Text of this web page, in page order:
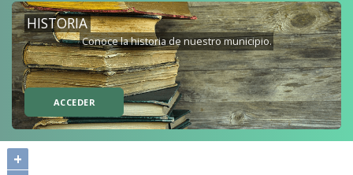
HISTORIA
Conoce la historia de nuestro municipio.
ACCEDER
+